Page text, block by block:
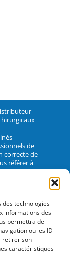
des technologies
informations des
permettra de
ou les ID
retirer son
caractéristiques
de
correcte de
référer à
Fouillard